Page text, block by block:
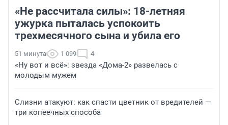
«Не рассчитала силы»: 18-летняя
ужурка пыталась успокоить
трехмесячного сына и убила его
51 минута 1 099 4
«Ну вот и всё»: звезда «Дома-2» развелась с
молодым мужем
Слизни атакуют: как спасти цветник от вредителей —
три копеечных способа